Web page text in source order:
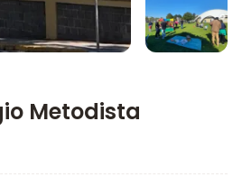
Metodista